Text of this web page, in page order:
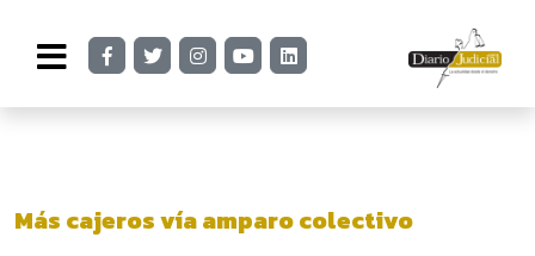
Más cajeros vía amparo colectivo